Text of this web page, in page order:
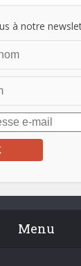
à notre
Menu